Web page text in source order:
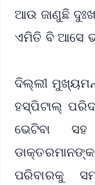
ଆଉ ଜାଣୁଛି
ଏମିତି ବି ଆସେ
ଦିଲ୍ଲୀ
ହସ୍ପିଟାଲ୍
ଭେଟିବା ସହ
ପରିବାରକୁ